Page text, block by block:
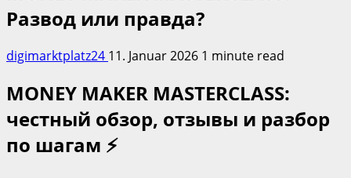
Развод или правда?
digimarktplatz24 11. Januar 2026 1 minute read
MONEY MAKER MASTERCLASS:
честный обзор, отзывы и разбор
по шагам ⚡